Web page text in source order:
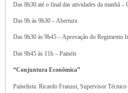
Das 8h30 até o final das atividades da manhã –
Das 9h às 9h30 – Abertura
Das 9h30 às 9h45 – Aprovação do Regimento
Das 9h45 às 11h – Painéis
“Conjuntura Econômica”
Painelista: Ricardo Franzoi, Supervisor